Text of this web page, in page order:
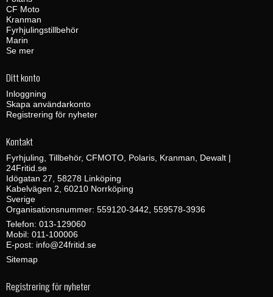
CF Moto
Kranman
Fyrhjulingstillbehör
Marin
Se mer
Ditt konto
Inloggning
Skapa användarkonto
Registrering för nyheter
Kontakt
Fyrhjuling, Tillbehör, CFMOTO, Polaris, Kranman, Dewalt |
24Fritid.se
Idögatan 27, 58278 Linköping
Kabelvägen 2, 60210 Norrköping
Sverige
Organisationsnummer: 559120-3442, 559578-3936
Telefon: 013-129060
Mobil: 011-100006
E-post: info@24fritid.se
Sitemap
Registrering för nyheter